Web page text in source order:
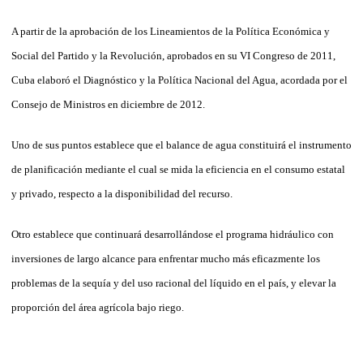
A partir de la aprobación de los Lineamientos de la Política Económica y
Social del Partido y la Revolución, aprobados en su VI Congreso de 2011,
Cuba elaboró el Diagnóstico y la Política Nacional del Agua, acordada por el
Consejo de Ministros en diciembre de 2012.
Uno de sus puntos establece que el balance de agua constituirá el instrumento
de planificación mediante el cual se mida la eficiencia en el consumo estatal
y privado, respecto a la disponibilidad del recurso.
Otro establece que continuará desarrollándose el programa hidráulico con
inversiones de largo alcance para enfrentar mucho más eficazmente los
problemas de la sequía y del uso racional del líquido en el país, y elevar la
proporción del área agrícola bajo riego.